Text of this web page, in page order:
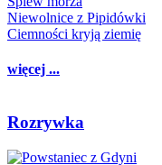
Niewolnice z Pipidówki
Ciemności kryją ziemię
więcej ...
Rozrywka